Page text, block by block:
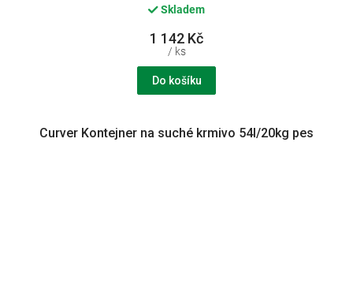
Skladem
1 142 Kč
/ ks
Do košíku
Curver Kontejner na suché krmivo 54l/20kg pes